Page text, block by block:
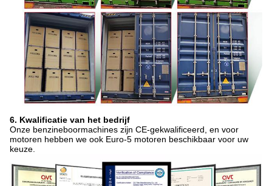
6. Kwalificatie van het bedrijf
Onze benzineboormachines zijn CE-gekwalificeerd, en voor
motoren hebben we ook Euro-5 motoren beschikbaar voor uw
keuze.